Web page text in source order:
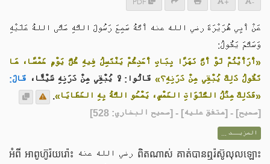
عَنْ أَبِي هُرَيْرَةَ رضي الله عنه أَنَّهُ سَمِعَ رَسُولَ اللَّهِ صَلَّى اللهُ عَلَيْهِ
وَسَلَّمَ يَقُولُ:
«أَرَأَيْتُمْ لَوْ أَنَّ نَهَرًا بِبَابِ أَحَدِكُمْ يَغْتَسِلُ فِيهِ كُلَّ يَوْمٍ خَمْسًا، مَا
تَقُولُ ذَلِكَ يُبْقِي مِنْ دَرَنِهِ؟»قَالُوا: لَا يُبْقِي مِنْ دَرَنِهِ شَيْئًا، قَالَ:
«فَذَلِكَ مِثْلُ الصَّلَوَاتِ الخَمْسِ، يَمْحُو اللَّهُ بِهِ الخَطَايَا».
[صحيح] - [متفق عليه] - [صحيح البخاري: 528]
المزيــد ...
អំពី អាពូហ៊ូរ៉យរ៉ោះ رضي الله عنه ពិតណាស់ គាត់បានឮរ៉ស៊ូលុលឡោះ